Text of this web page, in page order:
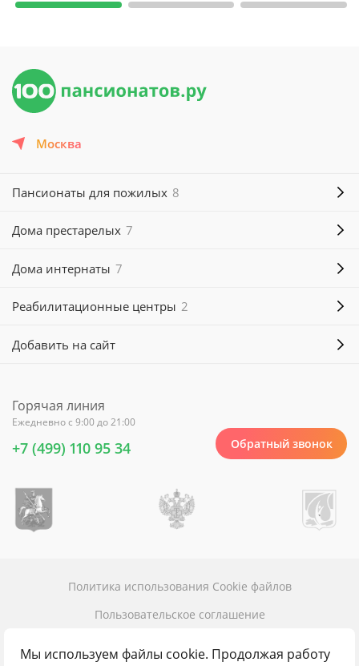
Москва
Добавить на сайт
Пансионаты для пожилых 8
Дома престарелых 7
Дома интернаты 7
Реабилитационные центры 2
Горячая линия
Ежедневно с 9:00 до 21:00
+7 (499) 110 95 34 Обратный звонок
Пользовательское соглашение
Политика использования Cookie файлов
Мы используем файлы cookie. Продолжая работу